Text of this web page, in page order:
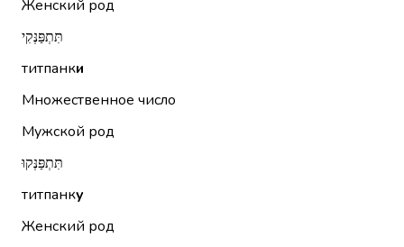
Женский род
תִּתְפַּנְּקִי
титпанки
Множественное число
Мужской род
תִּתְפַּנְּקוּ
титпанку
Женский род